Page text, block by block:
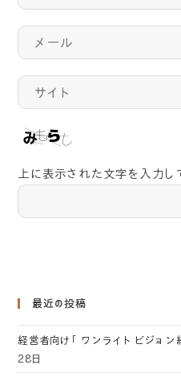
上に表示された文字を入力し
最近の投稿
経営者向け「ワンライトビジョン
28日